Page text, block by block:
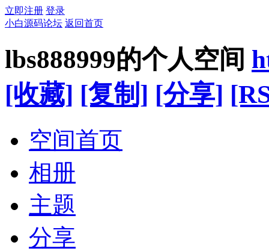
立即注册 登录
小白源码论坛 返回首页
lbs888999的个人空间
[收藏] [复制] [分享]
空间首页
相册
主题
分享